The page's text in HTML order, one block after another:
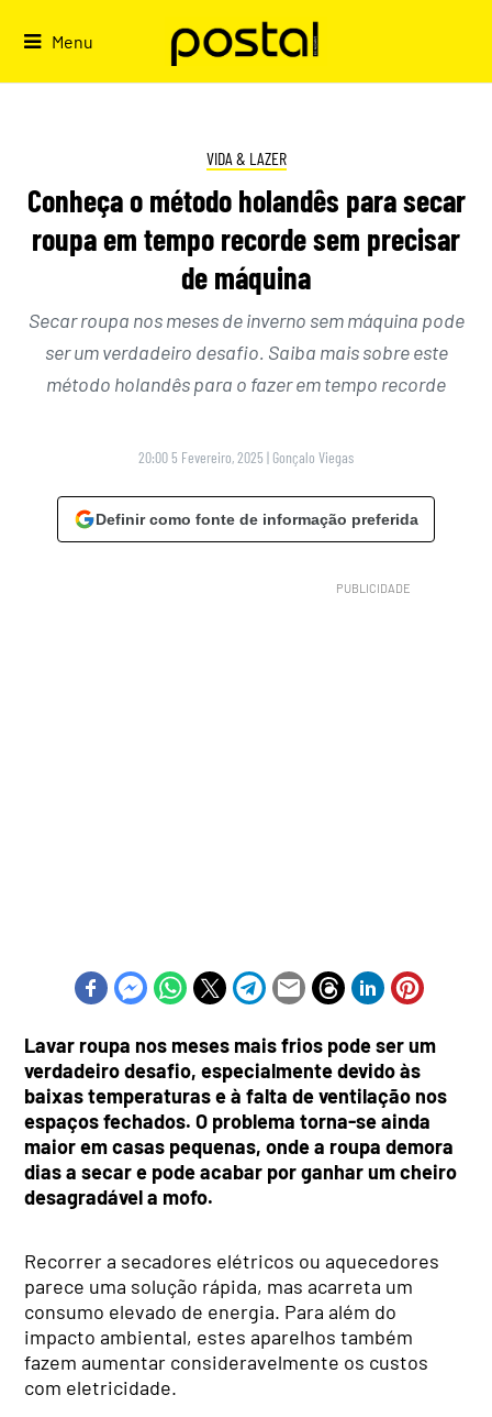
Menu
VIDA & LAZER
Conheça o método holandês para secar
roupa em tempo recorde sem precisar
de máquina
Secar roupa nos meses de inverno sem máquina pode
ser um verdadeiro desafio. Saiba mais sobre este
método holandês para o fazer em tempo recorde
20:00 5 Fevereiro, 2025 | Gonçalo Viegas
Definir como fonte de informação preferida
Lavar roupa nos meses mais frios pode ser um
verdadeiro desafio, especialmente devido às
baixas temperaturas e à falta de ventilação nos
espaços fechados. O problema torna-se ainda
maior em casas pequenas, onde a roupa demora
dias a secar e pode acabar por ganhar um cheiro
desagradável a mofo.
Recorrer a secadores elétricos ou aquecedores
parece uma solução rápida, mas acarreta um
consumo elevado de energia. Para além do
impacto ambiental, estes aparelhos também
fazem aumentar consideravelmente os custos
com eletricidade.